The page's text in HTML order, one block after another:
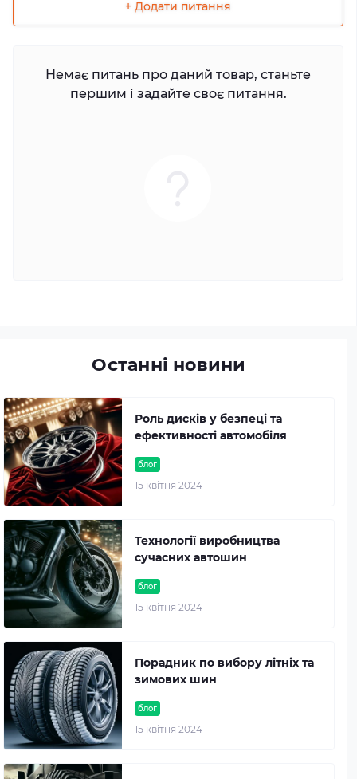
+ Додати питання
Немає питань про даний товар, станьте
першим і задайте своє питання.
Останні новини
блог
15 квітня 2024
Роль дисків у безпеці та
ефективності автомобіля
блог
15 квітня 2024
Технології виробництва
сучасних автошин
блог
15 квітня 2024
Порадник по вибору літніх та
зимових шин